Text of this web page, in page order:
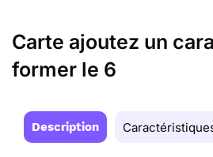
Carte ajoutez un
former le 6
Description